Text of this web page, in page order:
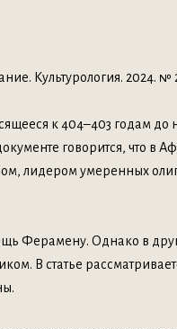
Культурология. 2024. №
к 404–403 годам
говорится, что
лидером умеренных
Ферамену. Однако в
В статье